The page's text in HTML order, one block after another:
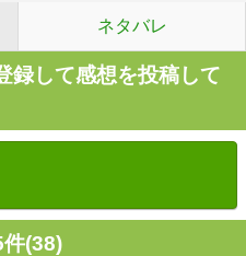
ネタバレ
録して感想を投稿して
(38)